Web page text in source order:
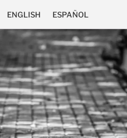
ENGLISH ESPAÑOL